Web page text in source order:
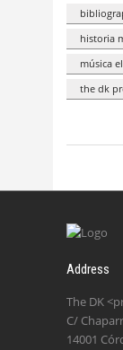
historia
música
the dk
Address
The DK
C/
14001